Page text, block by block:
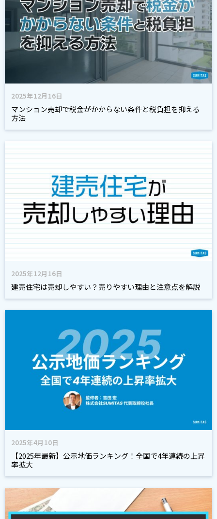
2025年12月16日
マンション売却で税金がかからない条件と税負担を抑える
方法
2025年12月16日
建売住宅は売却しやすい？売りやすい理由と注意点を解説
2025年4月10日
【2025年最新】公示地価ランキング！全国で4年連続の上昇
率拡大